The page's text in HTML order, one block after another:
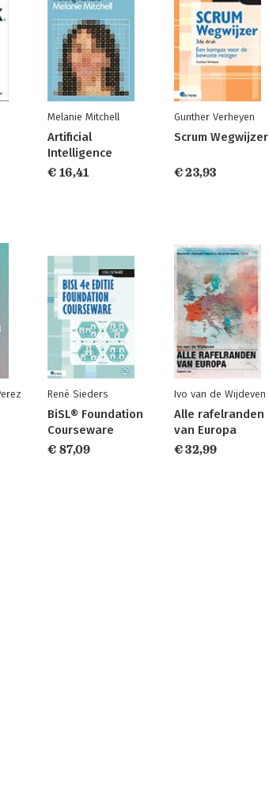
Melanie Mitchell
Artificial
Intelligence
€ 16,41
Gunther Verheyen
Scrum Wegwijzer
€ 23,93
René Sieders
BiSL® Foundation
Courseware
€ 87,09
Ivo van de Wijdeven
Alle rafelranden
van Europa
€ 32,99